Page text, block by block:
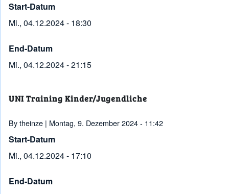
Start-Datum
Mi., 04.12.2024 - 18:30
End-Datum
Mi., 04.12.2024 - 21:15
UNI Training Kinder/Jugendliche
Bytheinze | Montag, 9. Dezember 2024 - 11:42
Start-Datum
Mi., 04.12.2024 - 17:10
End-Datum